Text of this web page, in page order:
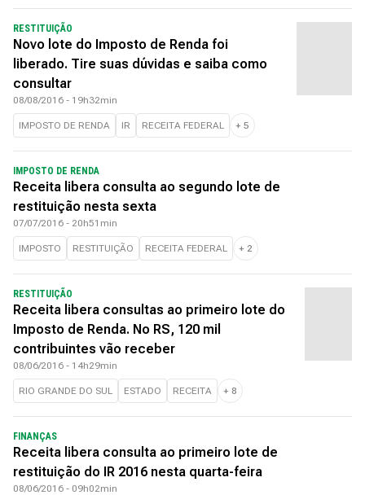
RESTITUIÇÃO
Novo lote do Imposto de Renda foi
liberado. Tire suas dúvidas e saiba como
consultar
08/08/2016 - 19h32min
IMPOSTO DE RENDA IR RECEITA FEDERAL + 5
IMPOSTO DE RENDA
Receita libera consulta ao segundo lote de
restituição nesta sexta
07/07/2016 - 20h51min
IMPOSTO RESTITUIÇÃO RECEITA FEDERAL + 2
RESTITUIÇÃO
Receita libera consultas ao primeiro lote do
Imposto de Renda. No RS, 120 mil
contribuintes vão receber
08/06/2016 - 14h29min
RIO GRANDE DO SUL ESTADO RECEITA + 8
FINANÇAS
Receita libera consulta ao primeiro lote de
restituição do IR 2016 nesta quarta-feira
08/06/2016 - 09h02min